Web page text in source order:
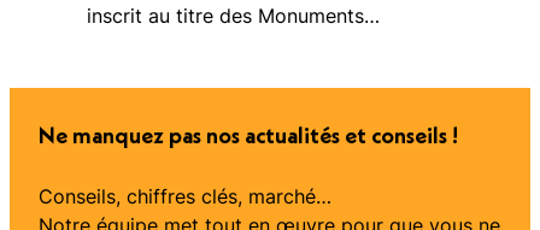
inscrit au titre des Monuments…
Ne manquez pas nos actualités et conseils !
Conseils, chiffres clés, marché…
Notre équipe met tout en œuvre pour que vous ne